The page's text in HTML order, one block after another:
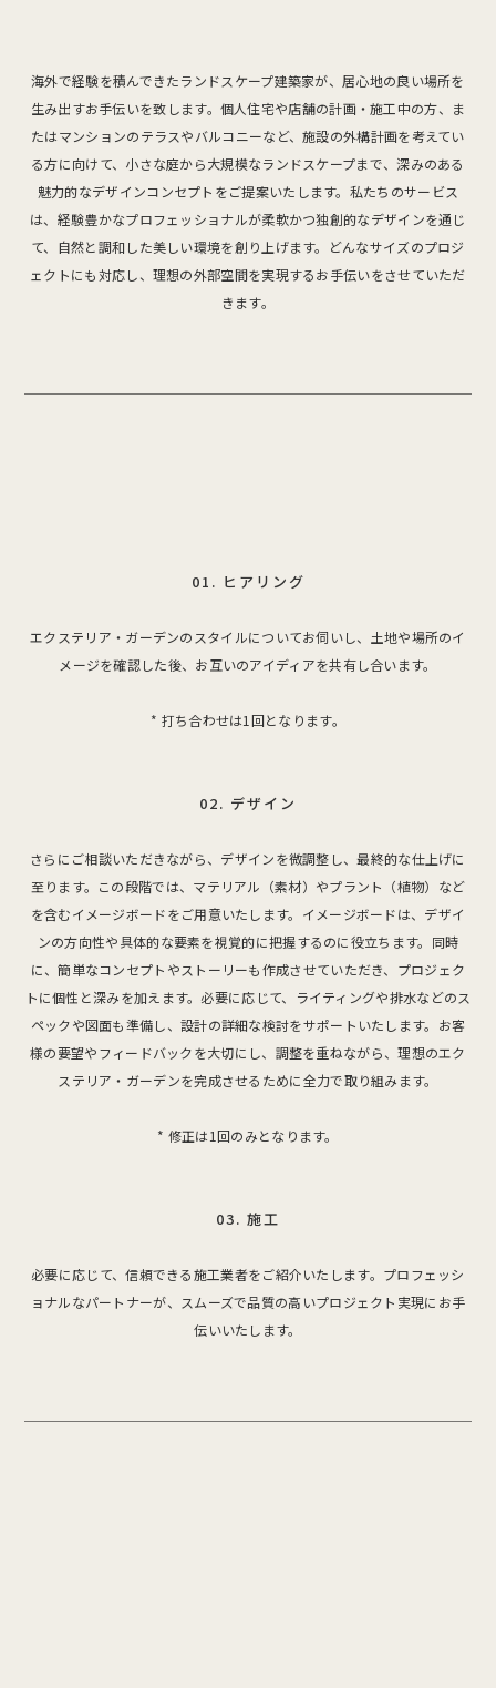
海外で経験を積んできたランドスケープ建築家が、居心地の良い場所を
生み出すお手伝いを致します。個人住宅や店舗の計画・施工中の方、ま
たはマンションのテラスやバルコニーなど、施設の外構計画を考えてい
る方に向けて、小さな庭から大規模なランドスケープまで、深みのある
魅力的なデザインコンセプトをご提案いたします。私たちのサービス
は、経験豊かなプロフェッショナルが柔軟かつ独創的なデザインを通じ
て、自然と調和した美しい環境を創り上げます。どんなサイズのプロジ
ェクトにも対応し、理想の外部空間を実現するお手伝いをさせていただ
きます。
01. ヒアリング
エクステリア・ガーデンのスタイルについてお伺いし、土地や場所のイ
メージを確認した後、お互いのアイディアを共有し合います。
* 打ち合わせは1回となります。
02. デザイン
さらにご相談いただきながら、デザインを微調整し、最終的な仕上げに
至ります。この段階では、マテリアル（素材）やプラント（植物）など
を含むイメージボードをご用意いたします。イメージボードは、デザイ
ンの方向性や具体的な要素を視覚的に把握するのに役立ちます。同時
に、簡単なコンセプトやストーリーも作成させていただき、プロジェク
トに個性と深みを加えます。必要に応じて、ライティングや排水などのス
ペックや図面も準備し、設計の詳細な検討をサポートいたします。お客
様の要望やフィードバックを大切にし、調整を重ねながら、理想のエク
ステリア・ガーデンを完成させるために全力で取り組みます。
* 修正は1回のみとなります。
03. 施工
必要に応じて、信頼できる施工業者をご紹介いたします。プロフェッシ
ョナルなパートナーが、スムーズで品質の高いプロジェクト実現にお手
伝いいたします。